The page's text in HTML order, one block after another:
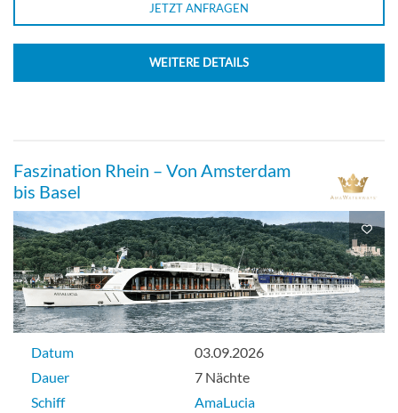
JETZT ANFRAGEN
WEITERE DETAILS
Faszination Rhein – Von Amsterdam
bis Basel
Datum
03.09.2026
Dauer
7 Nächte
Schiff
AmaLucia